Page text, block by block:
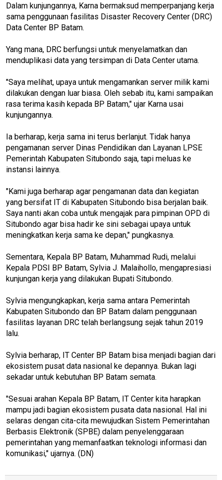
Dalam kunjungannya, Karna bermaksud memperpanjang kerja
sama penggunaan fasilitas Disaster Recovery Center (DRC)
Data Center BP Batam.
Yang mana, DRC berfungsi untuk menyelamatkan dan
menduplikasi data yang tersimpan di Data Center utama.
"Saya melihat, upaya untuk mengamankan server milik kami
dilakukan dengan luar biasa. Oleh sebab itu, kami sampaikan
rasa terima kasih kepada BP Batam," ujar Karna usai
kunjungannya.
Ia berharap, kerja sama ini terus berlanjut. Tidak hanya
pengamanan server Dinas Pendidikan dan Layanan LPSE
Pemerintah Kabupaten Situbondo saja, tapi meluas ke
instansi lainnya.
"Kami juga berharap agar pengamanan data dan kegiatan
yang bersifat IT di Kabupaten Situbondo bisa berjalan baik.
Saya nanti akan coba untuk mengajak para pimpinan OPD di
Situbondo agar bisa hadir ke sini sebagai upaya untuk
meningkatkan kerja sama ke depan," pungkasnya.
Sementara, Kepala BP Batam, Muhammad Rudi, melalui
Kepala PDSI BP Batam, Sylvia J. Malaihollo, mengapresiasi
kunjungan kerja yang dilakukan Bupati Situbondo.
Sylvia mengungkapkan, kerja sama antara Pemerintah
Kabupaten Situbondo dan BP Batam dalam penggunaan
fasilitas layanan DRC telah berlangsung sejak tahun 2019
lalu.
Sylvia berharap, IT Center BP Batam bisa menjadi bagian dari
ekosistem pusat data nasional ke depannya. Bukan lagi
sekadar untuk kebutuhan BP Batam semata.
"Sesuai arahan Kepala BP Batam, IT Center kita harapkan
mampu jadi bagian ekosistem pusata data nasional. Hal ini
selaras dengan cita-cita mewujudkan Sistem Pemerintahan
Berbasis Elektronik (SPBE) dalam penyelenggaraan
pemerintahan yang memanfaatkan teknologi informasi dan
komunikasi," ujarnya. (DN)